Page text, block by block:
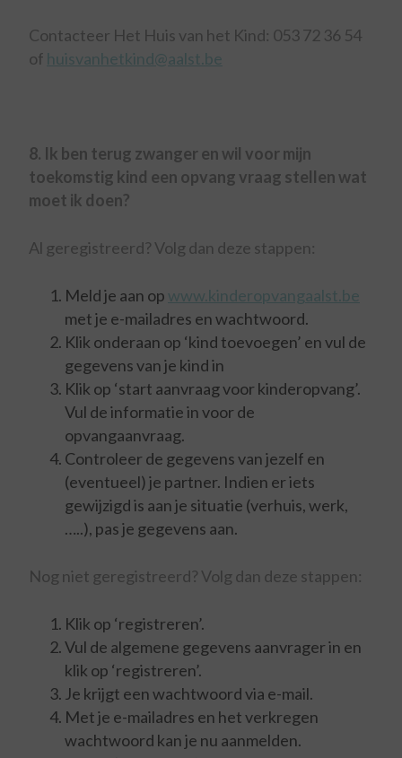
Contacteer Het Huis van het Kind: 053 72 36 54
of huisvanhetkind@aalst.be
8. Ik ben terug zwanger en wil voor mijn
toekomstig kind een opvang vraag stellen wat
moet ik doen?
Al geregistreerd? Volg dan deze stappen:
Meld je aan op www.kinderopvangaalst.be
met je e-mailadres en wachtwoord.
Klik onderaan op ‘kind toevoegen’ en vul de
gegevens van je kind in
Klik op ‘start aanvraag voor kinderopvang’.
Vul de informatie in voor de
opvangaanvraag.
Controleer de gegevens van jezelf en
(eventueel) je partner. Indien er iets
gewijzigd is aan je situatie (verhuis, werk,
…..), pas je gegevens aan.
Nog niet geregistreerd? Volg dan deze stappen:
Klik op ‘registreren’.
Vul de algemene gegevens aanvrager in en
klik op ‘registreren’.
Je krijgt een wachtwoord via e-mail.
Met je e-mailadres en het verkregen
wachtwoord kan je nu aanmelden.